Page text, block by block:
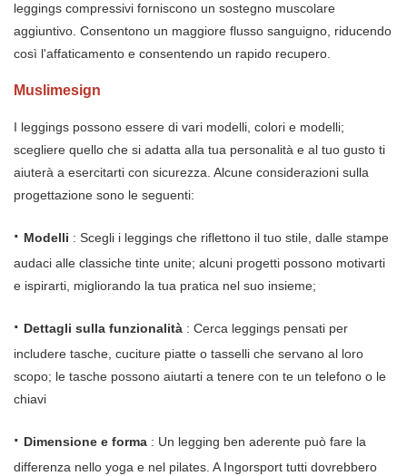
leggings compressivi forniscono un sostegno muscolare
aggiuntivo. Consentono un maggiore flusso sanguigno, riducendo
così l'affaticamento e consentendo un rapido recupero.
Muslimesign
I leggings possono essere di vari modelli, colori e modelli;
scegliere quello che si adatta alla tua personalità e al tuo gusto ti
aiuterà a esercitarti con sicurezza. Alcune considerazioni sulla
progettazione sono le seguenti:
· Modelli : Scegli i leggings che riflettono il tuo stile, dalle stampe
audaci alle classiche tinte unite; alcuni progetti possono motivarti
e ispirarti, migliorando la tua pratica nel suo insieme;
· Dettagli sulla funzionalità : Cerca leggings pensati per
includere tasche, cuciture piatte o tasselli che servano al loro
scopo; le tasche possono aiutarti a tenere con te un telefono o le
chiavi
· Dimensione e forma : Un legging ben aderente può fare la
differenza nello yoga e nel pilates. A Ingorsport tutti dovrebbero